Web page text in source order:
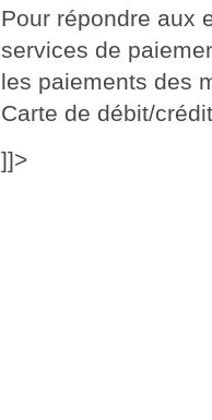
Pour répondre aux
services de
les paiements des
Carte de débit/crédit
]]>